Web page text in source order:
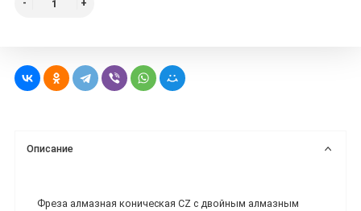
Описание
Фреза алмазная коническая CZ с двойным алмазным